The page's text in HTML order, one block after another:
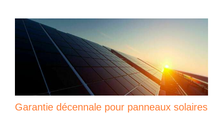
Garantie décennale pour panneaux solaires